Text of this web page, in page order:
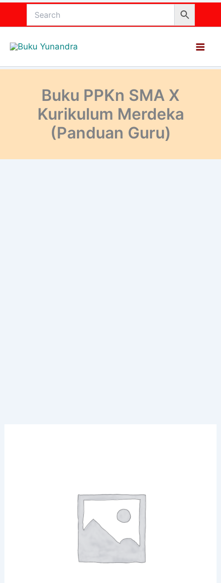
Buku PPKn SMA X
Kurikulum Merdeka
(Panduan Guru)